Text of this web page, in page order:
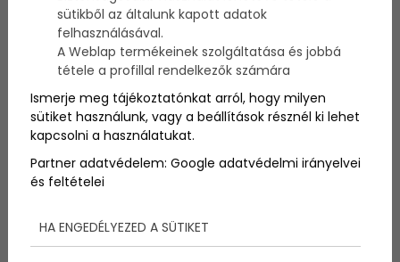
érdemelnénk meg a hőn áhított ajándékokat, az
egyébként esedékes virgács és szén helyett.
sütikből az általunk kapott adatok
felhasználásával.
A Weblap termékeinek szolgáltatása és jobbá
tétele a profillal rendelkezők számára
Ismerje meg tájékoztatónkat arról, hogy milyen
sütiket használunk, vagy a beállítások résznél ki lehet
kapcsolni a használatukat.
Partner adatvédelem: Google adatvédelmi irányelvei
és feltételei
HA ENGEDÉLYEZED A SÜTIKET